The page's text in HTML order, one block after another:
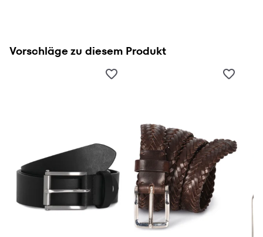
Vorschläge zu diesem Produkt